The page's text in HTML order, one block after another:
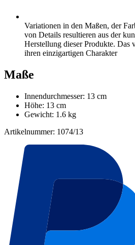
Variationen in den Maßen, der
von Details resultieren aus der
Herstellung dieser Produkte. Das
ihren einzigartigen Charakter
Maße
Innendurchmesser: 13 cm
Höhe: 13 cm
Gewicht: 1.6 kg
Artikelnummer: 1074/13